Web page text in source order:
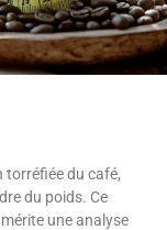
torréfiée du café,
du poids. Ce
une analyse